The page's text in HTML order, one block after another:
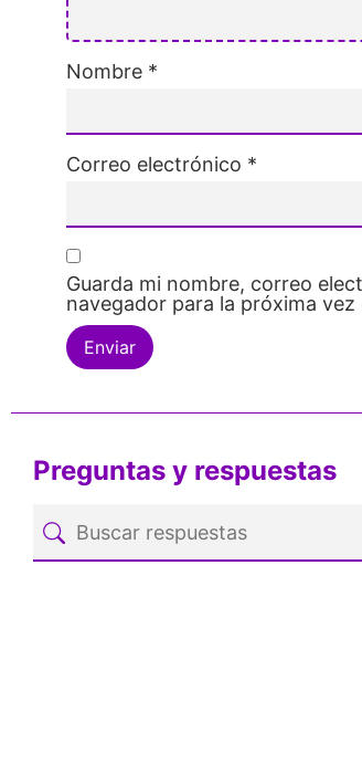
Nombre *
Correo electrónico *
Guarda mi nombre, correo
navegador para la próxima vez
Preguntas y respuestas